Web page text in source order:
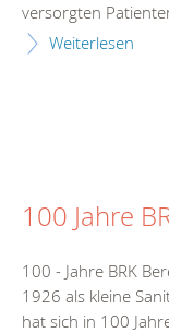
versorgten
Weiterlesen
100 Jahre
100 - Jahre BRK
1926 als kleine
hat sich in 100